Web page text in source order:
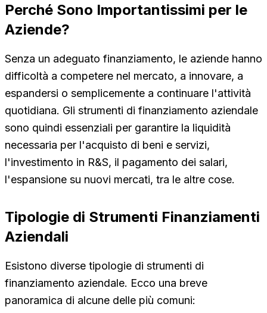
Perché Sono Importantissimi per le
Aziende?
Senza un adeguato finanziamento, le aziende hanno
difficoltà a competere nel mercato, a innovare, a
espandersi o semplicemente a continuare l'attività
quotidiana. Gli strumenti di finanziamento aziendale
sono quindi essenziali per garantire la liquidità
necessaria per l'acquisto di beni e servizi,
l'investimento in R&S, il pagamento dei salari,
l'espansione su nuovi mercati, tra le altre cose.
Tipologie di Strumenti Finanziamenti
Aziendali
Esistono diverse tipologie di strumenti di
finanziamento aziendale. Ecco una breve
panoramica di alcune delle più comuni: